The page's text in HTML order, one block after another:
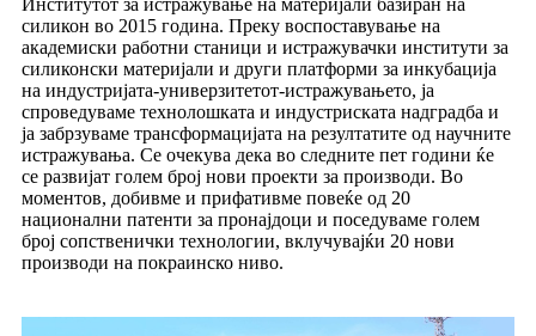
силикон во 2015 година. Преку воспоставување на
академиски работни станици и истражувачки институти за
силиконски материјали и други платформи за инкубација
на индустријата-универзитетот-истражувањето, ја
спроведуваме технолошката и индустриската надградба и
ја забрзуваме трансформацијата на резултатите од научните
истражувања. Се очекува дека во следните пет години ќе
се развијат голем број нови проекти за производи. Во
моментов, добивме и прифативме повеќе од 20
национални патенти за пронајдоци и поседуваме голем
број сопственички технологии, вклучувајќи 20 нови
производи на покраинско ниво.